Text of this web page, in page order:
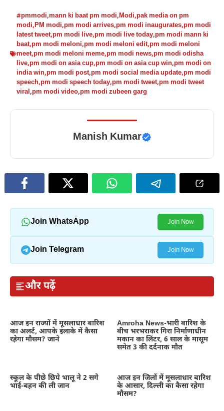
#pmmodi,mann ki baat pm modi,Modi,pak media on pm
modi,PM modi,pm modi arrives,pm modi inaugurates,pm modi
latest tweet,pm modi live,pm modi live today,pm modi mann ki
baat,pm modi meloni,pm modi meloni edit,pm modi meloni
meet,pm modi meloni meme,pm modi news,pm modi odisha
live,pm modi on asia cup,pm modi on asia cup win,pm modi on
india win,pm modi post,pm modi social media update,pm modi
speech,pm modi speech today,pm modi tweet,pm modi tweet
viral,pm modi video,pm modi zubeen garg
Manish Kumar
Join WhatsApp Join Now
Join Telegram Join Now
और पढ़ें
आज इन राज्यों में मूसलाधार बारिश
का अलर्ट, आपके इलाके में कैसा
रहेगा मौसम? जाने
Amroha News-भारी बारिश के
बीच भरभराकर गिरा निर्माणाधीन
मकान का लिंटर, 6 साल के मासूम
समेत 3 की दर्दनाक मौत
स्कूल के पीछे छिपे भालू ने 2 सगे
भाई-बहन की ली जान
आज इन जिलों में मूसलाधार बारिश
के आसार, दिल्ली का कैसा रहेगा
मौसम?